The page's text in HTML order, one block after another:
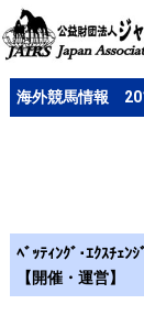
海外競馬情報
ﾍﾞｯﾃｨﾝｸﾞ･ｴｸｽﾁｪ
【開催・運営】